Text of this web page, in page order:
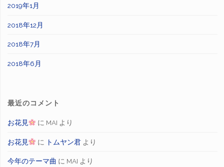
2019年1月
2018年12月
2018年7月
2018年6月
最近のコメント
お花見 に MAI より
お花見 に トムヤン君より
今年のテーマ曲 に MAI より